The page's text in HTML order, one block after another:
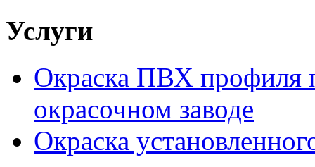
Услуги
Окраска ПВХ профиля
окрасочном заводе
Окраска